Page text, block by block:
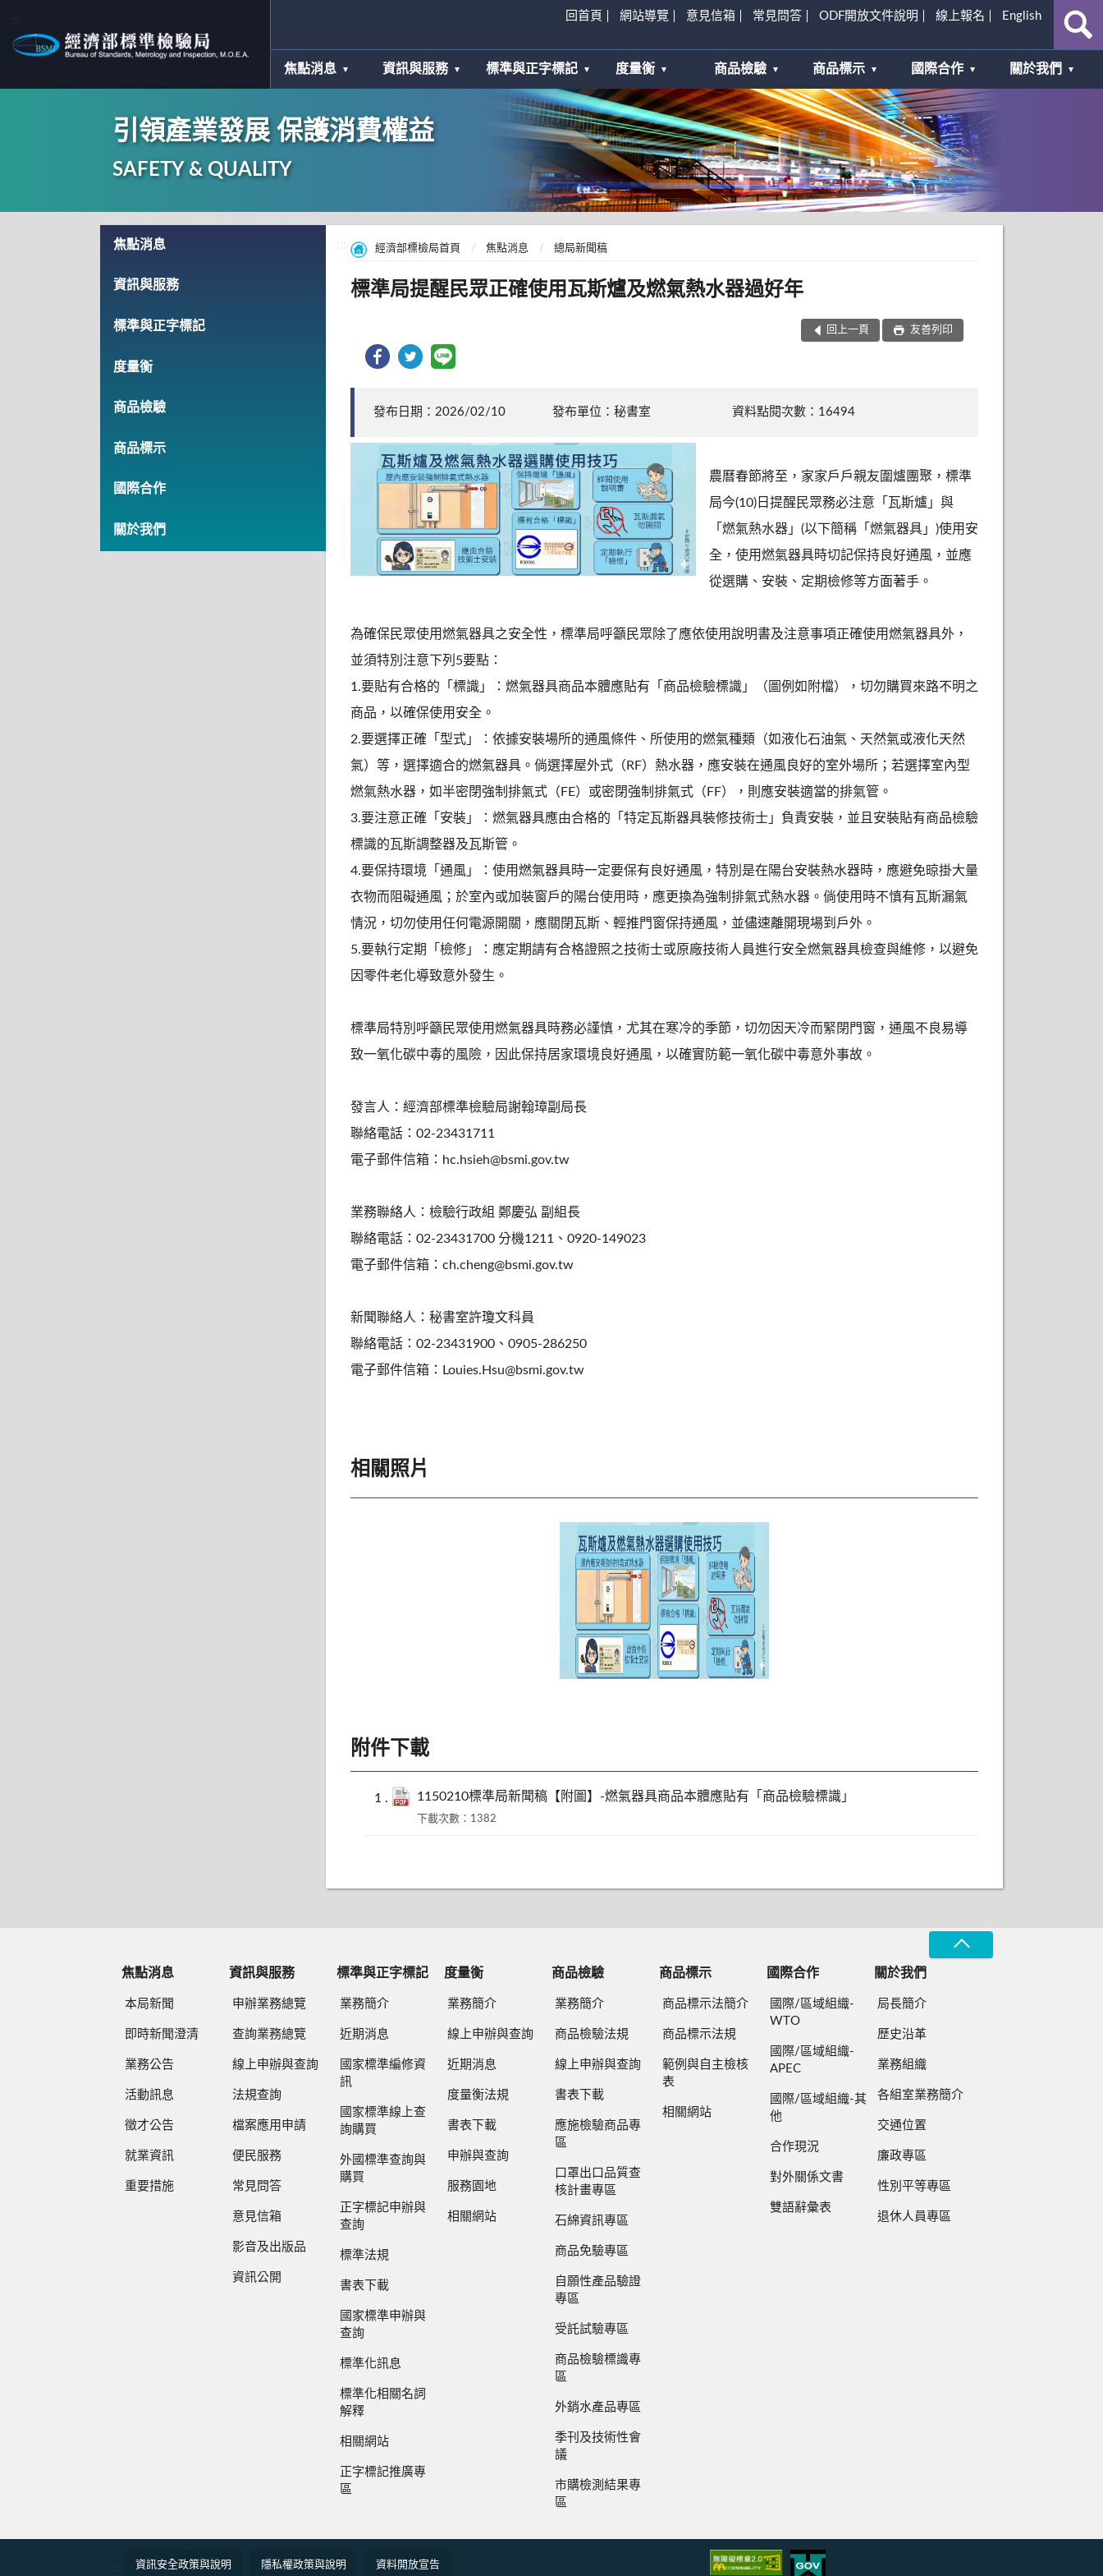
回首頁 網站導覽 意見信箱 常見問答 ODF開放文件說明 線上報名 English
焦點消息 資訊與服務 標準與正字標記 度量衡 商品檢驗 商品標示 國際合作 關於我們
引領產業發展 保護消費權益
SAFETY & QUALITY
焦點消息
資訊與服務
標準與正字標記
度量衡
商品檢驗
商品標示
國際合作
關於我們
經濟部標檢局首頁 焦點消息 總局新聞稿
標準局提醒民眾正確使用瓦斯爐及燃氣熱水器過好年
回上一頁 友善列印
發布日期：2026/02/10 發布單位：秘書室 資料點閱次數：16494
農曆春節將至，家家戶戶親友圍爐團聚，標準
局今(10)日提醒民眾務必注意「瓦斯爐」與
「燃氣熱水器」(以下簡稱「燃氣器具」)使用安
全，使用燃氣器具時切記保持良好通風，並應
從選購、安裝、定期檢修等方面著手。
為確保民眾使用燃氣器具之安全性，標準局呼籲民眾除了應依使用說明書及注意事項正確使用燃氣器具外，
並須特別注意下列5要點：
1.要貼有合格的「標識」：燃氣器具商品本體應貼有「商品檢驗標識」（圖例如附檔），切勿購買來路不明之
商品，以確保使用安全。
2.要選擇正確「型式」：依據安裝場所的通風條件、所使用的燃氣種類（如液化石油氣、天然氣或液化天然
氣）等，選擇適合的燃氣器具。倘選擇屋外式（RF）熱水器，應安裝在通風良好的室外場所；若選擇室內型
燃氣熱水器，如半密閉強制排氣式（FE）或密閉強制排氣式（FF），則應安裝適當的排氣管。
3.要注意正確「安裝」：燃氣器具應由合格的「特定瓦斯器具裝修技術士」負責安裝，並且安裝貼有商品檢驗
標識的瓦斯調整器及瓦斯管。
4.要保持環境「通風」：使用燃氣器具時一定要保有良好通風，特別是在陽台安裝熱水器時，應避免晾掛大量
衣物而阻礙通風；於室內或加裝窗戶的陽台使用時，應更換為強制排氣式熱水器。倘使用時不慎有瓦斯漏氣
情況，切勿使用任何電源開關，應關閉瓦斯、輕推門窗保持通風，並儘速離開現場到戶外。
5.要執行定期「檢修」：應定期請有合格證照之技術士或原廠技術人員進行安全燃氣器具檢查與維修，以避免
因零件老化導致意外發生。
標準局特別呼籲民眾使用燃氣器具時務必謹慎，尤其在寒冷的季節，切勿因天冷而緊閉門窗，通風不良易導
致一氧化碳中毒的風險，因此保持居家環境良好通風，以確實防範一氧化碳中毒意外事故。
發言人：經濟部標準檢驗局謝翰璋副局長
聯絡電話：02-23431711
電子郵件信箱：hc.hsieh@bsmi.gov.tw
業務聯絡人：檢驗行政組 鄭慶弘 副組長
聯絡電話：02-23431700 分機1211、0920-149023
電子郵件信箱：ch.cheng@bsmi.gov.tw
新聞聯絡人：秘書室許瓊文科員
聯絡電話：02-23431900、0905-286250
電子郵件信箱：Louies.Hsu@bsmi.gov.tw
相關照片
附件下載
1150210標準局新聞稿【附圖】-燃氣器具商品本體應貼有「商品檢驗標識」
下載次數：1382
焦點消息
本局新聞
即時新聞澄清
業務公告
活動訊息
徵才公告
就業資訊
重要措施
資訊與服務
申辦業務總覽
查詢業務總覽
線上申辦與查詢
法規查詢
檔案應用申請
便民服務
常見問答
意見信箱
影音及出版品
資訊公開
標準與正字標記
業務簡介
近期消息
國家標準編修資
訊
國家標準線上查
詢購買
外國標準查詢與
購買
正字標記申辦與
查詢
標準法規
書表下載
國家標準申辦與
查詢
標準化訊息
標準化相關名詞
解釋
相關網站
正字標記推廣專
區
度量衡
業務簡介
線上申辦與查詢
近期消息
度量衡法規
書表下載
申辦與查詢
服務園地
相關網站
商品檢驗
業務簡介
商品檢驗法規
線上申辦與查詢
書表下載
應施檢驗商品專
區
口罩出口品質查
核計畫專區
石綿資訊專區
商品免驗專區
自願性產品驗證
專區
受託試驗專區
商品檢驗標識專
區
外銷水產品專區
季刊及技術性會
議
市購檢測結果專
區
商品標示
商品標示法簡介
商品標示法規
範例與自主檢核
表
相關網站
國際合作
國際/區域組織-
WTO
國際/區域組織-
APEC
國際/區域組織-其
他
合作現況
對外關係文書
雙語辭彙表
關於我們
局長簡介
歷史沿革
業務組織
各組室業務簡介
交通位置
廉政專區
性別平等專區
退休人員專區
資訊安全政策與說明 隱私權政策與說明 資料開放宣告